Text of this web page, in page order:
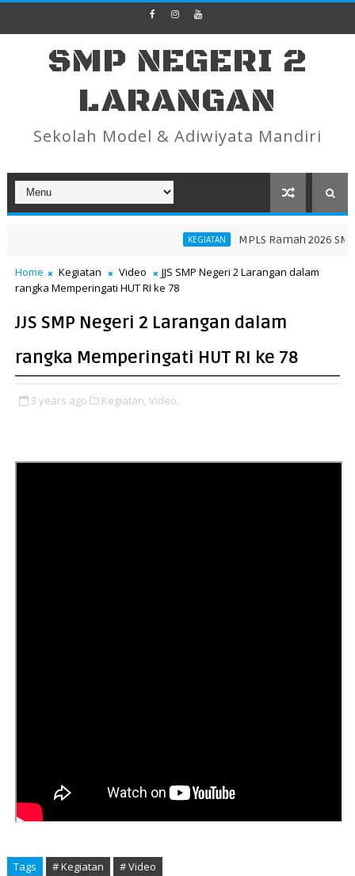
SMP NEGERI 2
LARANGAN
Sekolah Model & Adiwiyata Mandiri
KEGIATAN MPLS Ramah 2026
Home Kegiatan Video
JJS SMP Negeri 2 Larangan dalam
rangka Memperingati HUT RI ke 78
JJS SMP Negeri 2 Larangan dalam
rangka Memperingati HUT RI ke 78
3 years ago Kegiatan, Video,
Tags # Kegiatan # Video